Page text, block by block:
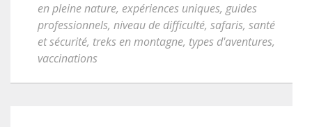
en pleine nature, expériences uniques, guides
professionnels, niveau de difficulté, safaris, santé
et sécurité, treks en montagne, types d'aventures,
vaccinations